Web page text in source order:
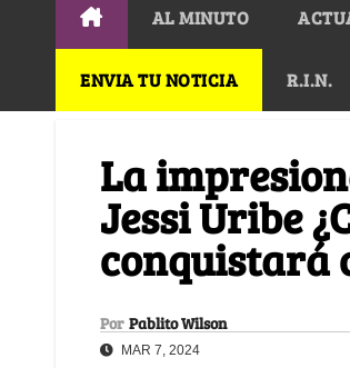
AL MINUTO
ENVIA TU NOTICIA R.I.N.
La
Jessi Uribe
conquistará
Por Pablito Wilson
MAR 7, 2024